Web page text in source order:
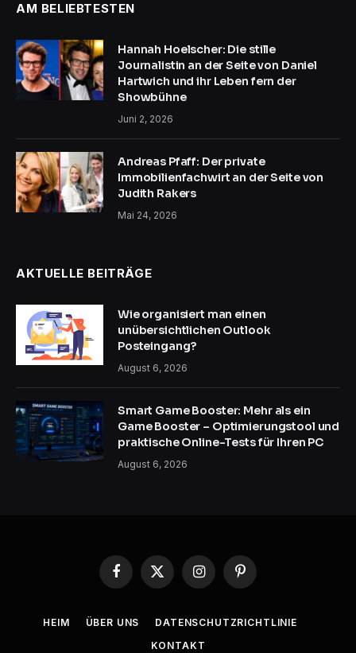
AM BELIEBTESTEN
Hannah Hoelscher: Die stille
Journalistin an der Seite von Daniel
Hartwich und ihr Leben fern der
Showbühne
Juni 2, 2026
Andreas Pfaff: Der private
Immobilienfachwirt an der Seite von
Judith Rakers
Mai 24, 2026
AKTUELLE BEITRÄGE
Wie organisiert man einen
unübersichtlichen Outlook
Posteingang?
August 6, 2026
Smart Game Booster: Mehr als ein
Game Booster – Optimierungstool und
praktische Online-Tests für Ihren PC
August 6, 2026
Facebook
X
InstagramPinterest
HEIM ÜBER UNS
DATENSCHUTZRICHTLINIE
KONTAKT